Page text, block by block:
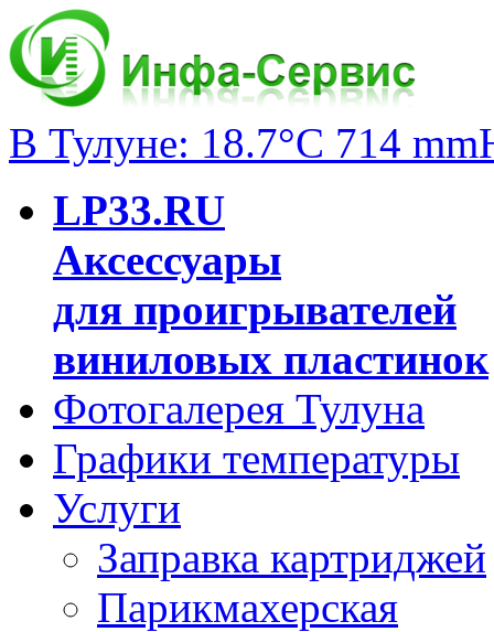
В Тулуне: 18.7°C 714
LP33.RU
Аксессуары
для проигрывателей
виниловых пластинок
Фотогалерея Тулуна
Графики температуры
Услуги
Заправка картриджей
Парикмахерская